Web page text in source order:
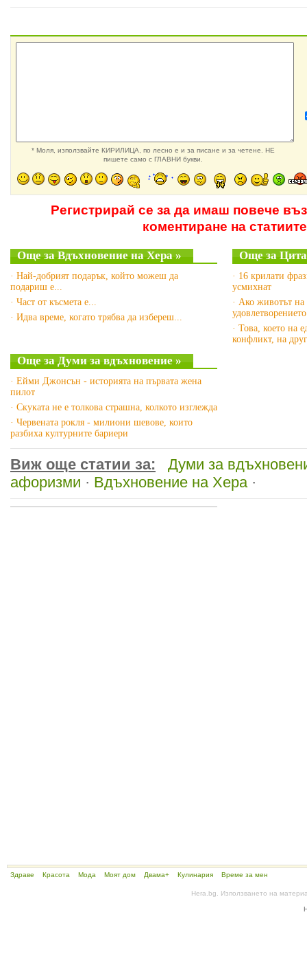
* Моля, използвайте КИРИЛИЦА, по лесно е и за писане и за четене. НЕ
пишете само с ГЛАВНИ букви.
Регистрирай се за да имаш повече
коментиране на статиите
Още за Вдъхновение на Хера »
· Най-добрият подарък, който можеш да
подариш е...
· Част от късмета е...
· Идва време, когато трябва да избереш...
Още за
· 16 крилати
усмихнат
· Ако животът на
удовлетворението
· Това, което на
конфликт, на
Още за Думи за вдъхновение »
· Ейми Джонсън - историята на първата жена
пилот
· Скуката не е толкова страшна, колкото изглежда
· Червената рокля - милиони шевове, които
разбиха културните бариери
Виж още статии за:
Думи за
афоризми · Вдъхновение на Хера·
Здраве Красота Мода Моят дом Двама+ Кулинария Време за мен
Hera.bg. Използването на